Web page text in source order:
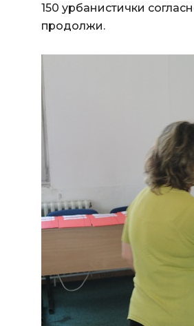
150 урбанистички
продолжи.